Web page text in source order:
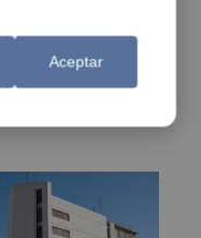
Benetússer y
no abrirán pese a
hacerlo
Aceptar